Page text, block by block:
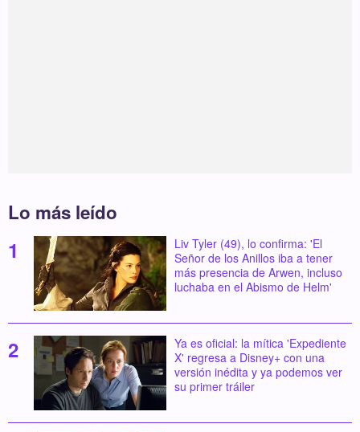
Lo más leído
Liv Tyler (49), lo confirma: 'El
Señor de los Anillos iba a tener
más presencia de Arwen, incluso
luchaba en el Abismo de Helm'
Ya es oficial: la mítica 'Expediente
X' regresa a Disney+ con una
versión inédita y ya podemos ver
su primer tráiler